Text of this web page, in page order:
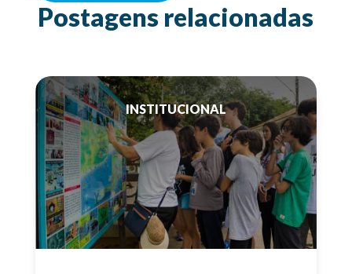
Postagens relacionadas
INSTITUCIONAL